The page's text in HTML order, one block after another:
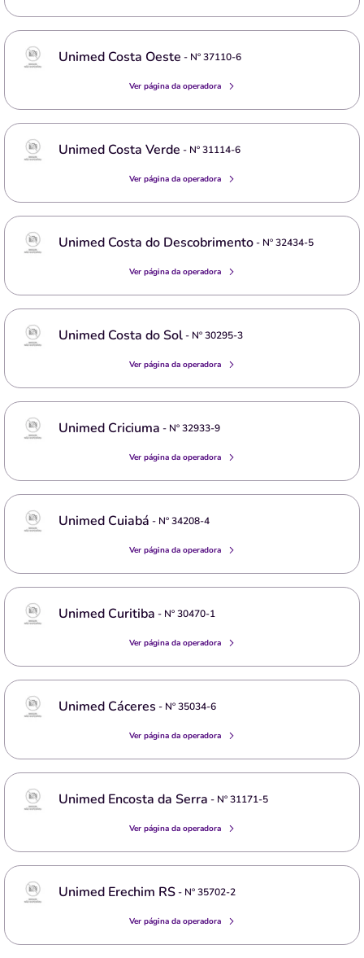
Unimed Costa Oeste - Nº37110-6
Ver página da operadora
Unimed Costa Verde - Nº31114-6
Ver página da operadora
Unimed Costa do Descobrimento- Nº32434-5
Ver página da operadora
Unimed Costa do Sol- Nº30295-3
Ver página da operadora
Unimed Criciuma - Nº32933-9
Ver página da operadora
Unimed Cuiabá - Nº34208-4
Ver página da operadora
Unimed Curitiba - Nº30470-1
Ver página da operadora
Unimed Cáceres - Nº35034-6
Ver página da operadora
Unimed Encosta da Serra - Nº31171-5
Ver página da operadora
Unimed Erechim RS- Nº35702-2
Ver página da operadora